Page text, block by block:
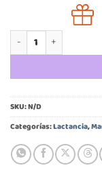
Botella agua plegable
SKU:N/D
Categorías:Lactancia,